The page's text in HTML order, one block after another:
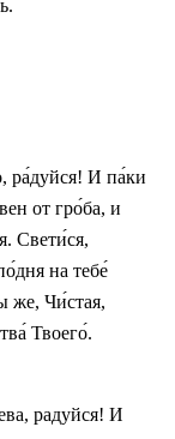
ра́дуйся! И па́ки
от гро́ба, и
Свети́ся,
на тебе́
же, Чи́стая,
Твоего́.
радуйся! И